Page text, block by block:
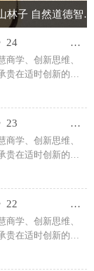
新编《药王自然德慧养生歌》跋 山林子 自然道德智慧养生
新编《药王自然德慧养生歌》24 山林子 自然道德智慧养生
学、创新思维、
在适时创新的宗
神、复兴传统自
教育！”等重要理
智慧、慧商教育，
在高校进行了大
创诗文传播人类先
新编《药王自然德慧养生歌》23 山林子 自然道德智慧养生
学、创新思维、
在适时创新的宗
神、复兴传统自
教育！”等重要理
智慧、慧商教育，
在高校进行了大
创诗文传播人类先
新编《药王自然德慧养生歌》22 山林子 自然道德智慧养生
学、创新思维、
在适时创新的宗
神、复兴传统自